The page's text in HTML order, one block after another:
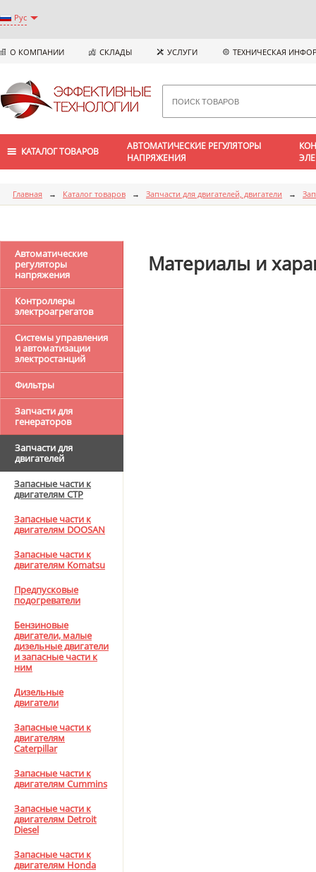
Рус
О КОМПАНИИ СКЛАДЫ УСЛУГИ ТЕХНИЧЕСКАЯ
КАТАЛОГ ТОВАРОВ
АВТОМАТИЧЕСКИЕ РЕГУЛЯТОРЫ
НАПРЯЖЕНИЯ
Главная → Каталог товаров → Запчасти для двигателей, двигатели →
Автоматические
регуляторы
напряжения
Контроллеры
электроагрегатов
Системы управления
и автоматизации
электростанций
Фильтры
Запчасти для
генераторов
Запчасти для
двигателей
Запасные части к
двигателям CTP
Запасные части к
двигателям DOOSAN
Запасные части к
двигателям Komatsu
Предпусковые
подогреватели
Бензиновые
двигатели, малые
дизельные двигатели
и запасные части к
ним
Дизельные
двигатели
Запасные части к
двигателям
Caterpillar
Запасные части к
двигателям Cummins
Запасные части к
двигателям Detroit
Diesel
Запасные части к
двигателям Honda
Материалы и